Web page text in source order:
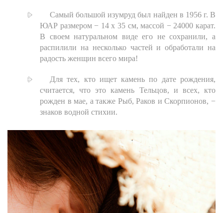
Самый большой изумруд был найден в 1956 г. В
ЮАР размером − 14 х 35 см, массой − 24000 карат.
В своем натуральном виде его не сохранили, а
распилили на несколько частей и обработали на
радость женщин всего мира!
Для тех, кто ищет камень по дате рождения,
считается, что это камень Тельцов, и всех, кто
рожден в мае, а также Рыб, Раков и Скорпионов, −
знаков водной стихии.